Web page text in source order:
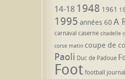
14-18 1948 1961
1995 années 60 A
carnaval caserne citadelle
corse matin coupe de
Paoli Duc de Padoue
Footfootball journal